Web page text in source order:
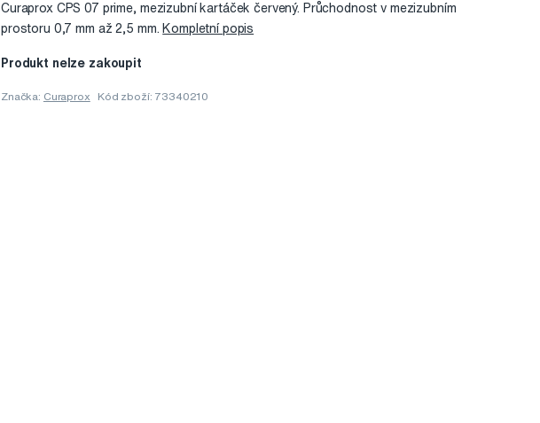
Curaprox CPS 07 prime, mezizubní kartáček červený. Průchodnost v mezizubním
prostoru 0,7 mm až 2,5 mm. Kompletní popis
Produkt nelze zakoupit
Značka: Curaprox Kód zboží: 73340210